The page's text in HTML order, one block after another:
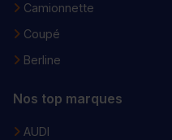
Camionnette
Coupé
Berline
Nos top marques
AUDI